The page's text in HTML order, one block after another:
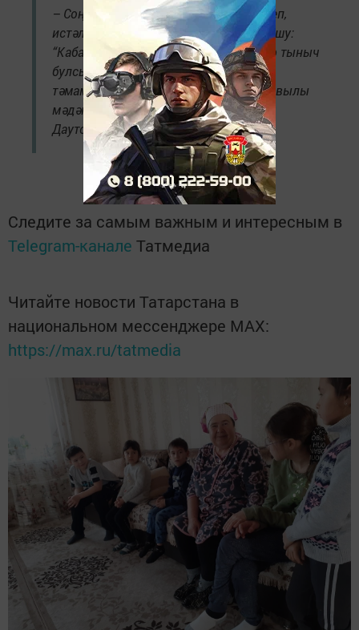
– Соңыннан ветераннарга рәхмәт әйтеп,
истәлекле бүләкләр тапшырдык. Очрашу:
“Кабат сугышлар булмасын, ил-көннәр тыныч
булсын”, – дигән теләкләр белән
тәмамланды, – дип хәбәр итте Сөлек авылы
мәдәният йорты директоры Раушания
Даутова.
Следите за самым важным и интересным в
Telegram-канале Татмедиа
Читайте новости Татарстана в
национальном мессенджере MАХ:
https://max.ru/tatmedia